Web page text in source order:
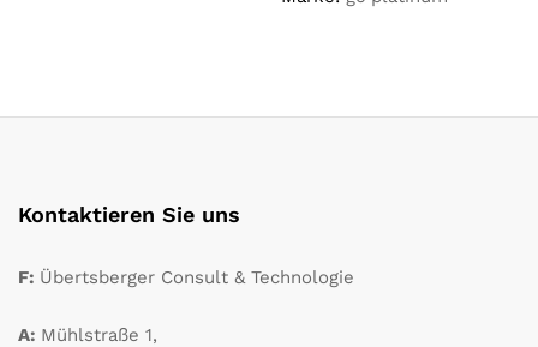
Kontaktieren Sie uns
F: Übertsberger Consult & Technologie
A: Mühlstraße 1,